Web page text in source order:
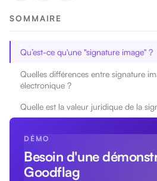
SOMMAIRE
Qu’est-ce qu'une "signature image" ?
Quelles différences entre signature
électronique ?
Quelle est la valeur juridique de la
DÉMO
Besoin d'une
Goodflag